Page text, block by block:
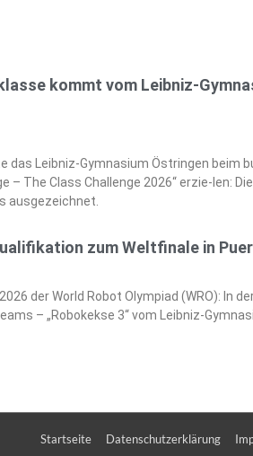
kommt vom Leibniz-
das Leibniz-Gymnasium Östringen beim
– The Class Challenge 2026“ erzie-len:
ausgezeichnet.
zum Weltfinale in
der World Robot Olympiad (WRO): In
– „Robokekse 3“ vom
Startseite Datenschutzerklärung